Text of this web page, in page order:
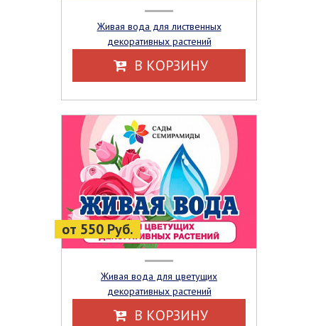
Живая вода для лиственных
декоративных растений
В КОРЗИНУ
от 550 Руб.
Живая вода для цветущих
декоративных растений
В КОРЗИНУ